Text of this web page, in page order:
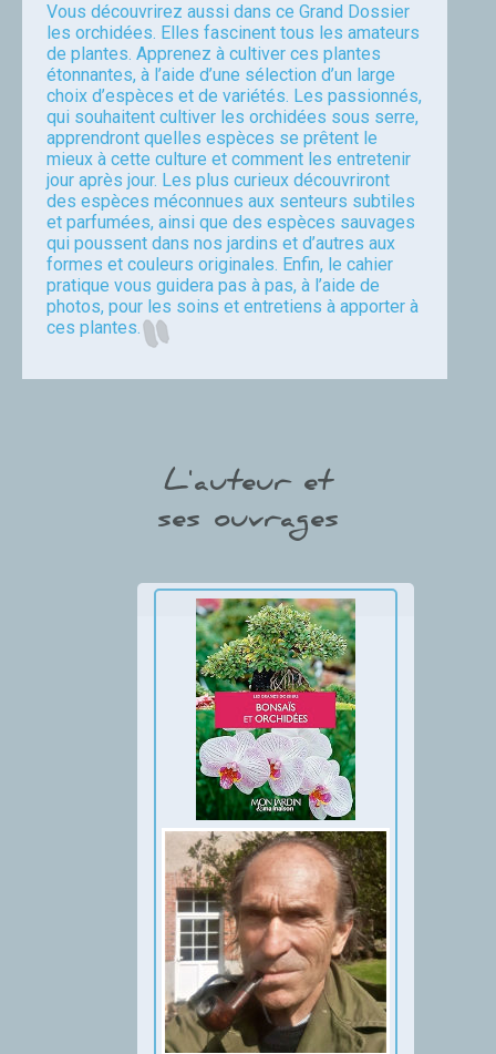
Vous découvrirez aussi dans ce Grand Dossier
les orchidées. Elles fascinent tous les amateurs
de plantes. Apprenez à cultiver ces plantes
étonnantes, à l’aide d’une sélection d’un large
choix d’espèces et de variétés. Les passionnés,
qui souhaitent cultiver les orchidées sous serre,
apprendront quelles espèces se prêtent le
mieux à cette culture et comment les entretenir
jour après jour. Les plus curieux découvriront
des espèces méconnues aux senteurs subtiles
et parfumées, ainsi que des espèces sauvages
qui poussent dans nos jardins et d’autres aux
formes et couleurs originales. Enfin, le cahier
pratique vous guidera pas à pas, à l’aide de
photos, pour les soins et entretiens à apporter à
ces plantes.
L'auteur et
ses ouvrages